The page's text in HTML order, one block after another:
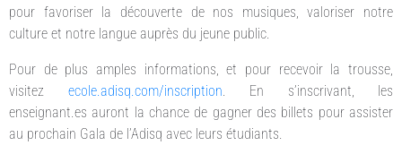
pour favoriser la découverte de nos musiques, valoriser notre
culture et notre langue auprès du jeune public.
Pour de plus amples informations, et pour recevoir la trousse,
visitez ecole.adisq.com/inscription . En s’inscrivant, les
enseignant.es auront la chance de gagner des billets pour assister
au prochain Gala de l’Adisq avec leurs étudiants.